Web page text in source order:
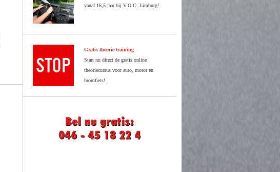
vanaf 16,5 jaar bij V.O.C. Limburg!
Gratis theorie training
Start nu direct de gratis online
theoriecursus voor auto, motor en
bromfiets!